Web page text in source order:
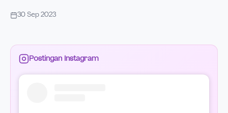
30 Sep 2023
Postingan Instagram